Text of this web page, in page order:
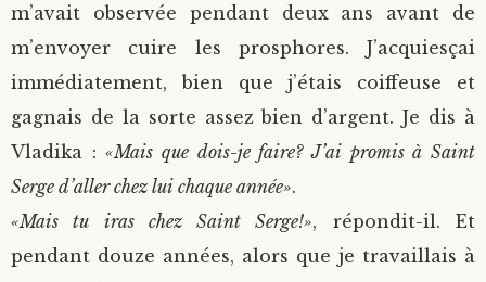
m’avait observée pendant deux ans avant de
m’envoyer cuire les prosphores. J’acquiesçai
immédiatement, bien que j’étais coiffeuse et
gagnais de la sorte assez bien d’argent. Je dis à
Vladika :«Mais que dois-je faire? J’ai promis à Saint
Serge d’aller chez lui chaque année».
«Mais tu iras chez Saint Serge!», répondit-il. Et
pendant douze années, alors que je travaillais à